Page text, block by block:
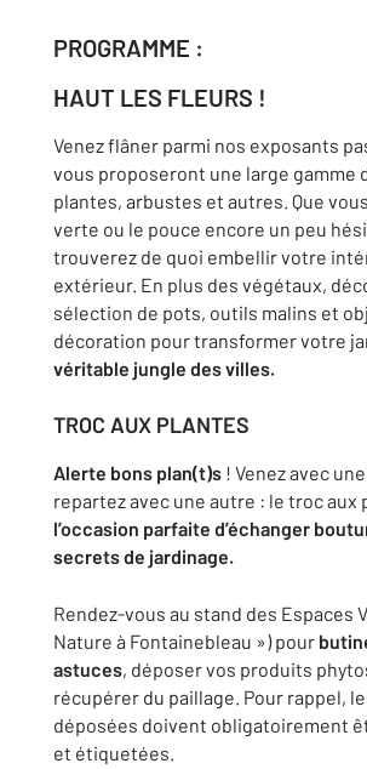
PROGRAMME :
HAUT LES FLEURS !
Venez flâner parmi nos exposants
vous proposeront une large gamme
plantes, arbustes et autres. Que
verte ou le pouce encore un peu
trouverez de quoi embellir votre
extérieur. En plus des végétaux,
sélection de pots, outils malins et
décoration pour transformer votre
véritable jungle des villes.
TROC AUX PLANTES
Alerte bons plan(t)s ! Venez avec
repartez avec une autre : le troc aux
l’occasion parfaite d’échanger
secrets de jardinage.
Rendez-vous au stand des Espaces
Nature à Fontainebleau ») pour
astuces, déposer vos produits
récupérer du paillage. Pour rappel,
déposées doivent obligatoirement
et étiquetées.